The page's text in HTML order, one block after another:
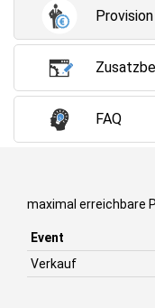
Provision
FAQ
maximal erreichbare
Event
Verkauf